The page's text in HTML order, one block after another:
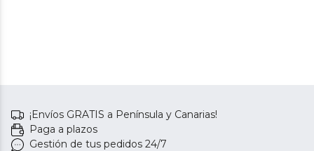
¡Envíos GRATIS a Península y Canarias!
Paga a plazos
Gestión de tus pedidos 24/7